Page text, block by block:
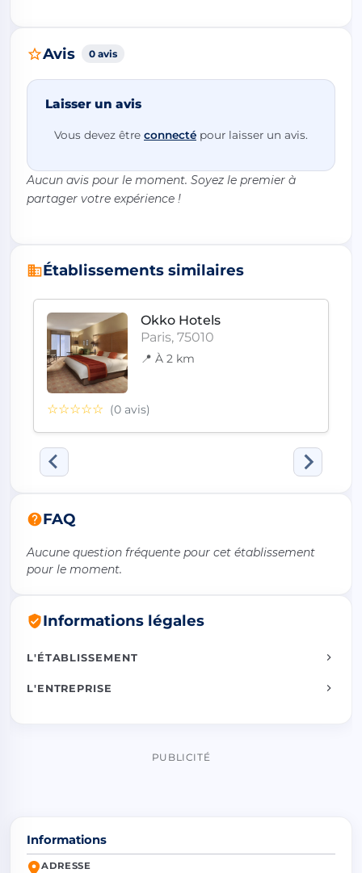
Avis 0 avis
Laisser un avis
Vous devez être connecté pour laisser un avis.
Aucun avis pour le moment. Soyez le premier à
partager votre expérience !
Établissements similaires
Okko Hotels
Paris, 75010
📍 À 2 km
☆☆☆☆☆ (0 avis)
FAQ
Aucune question fréquente pour cet établissement
pour le moment.
Informations légales
L'ÉTABLISSEMENT
L'ENTREPRISE
PUBLICITÉ
Informations
ADRESSE